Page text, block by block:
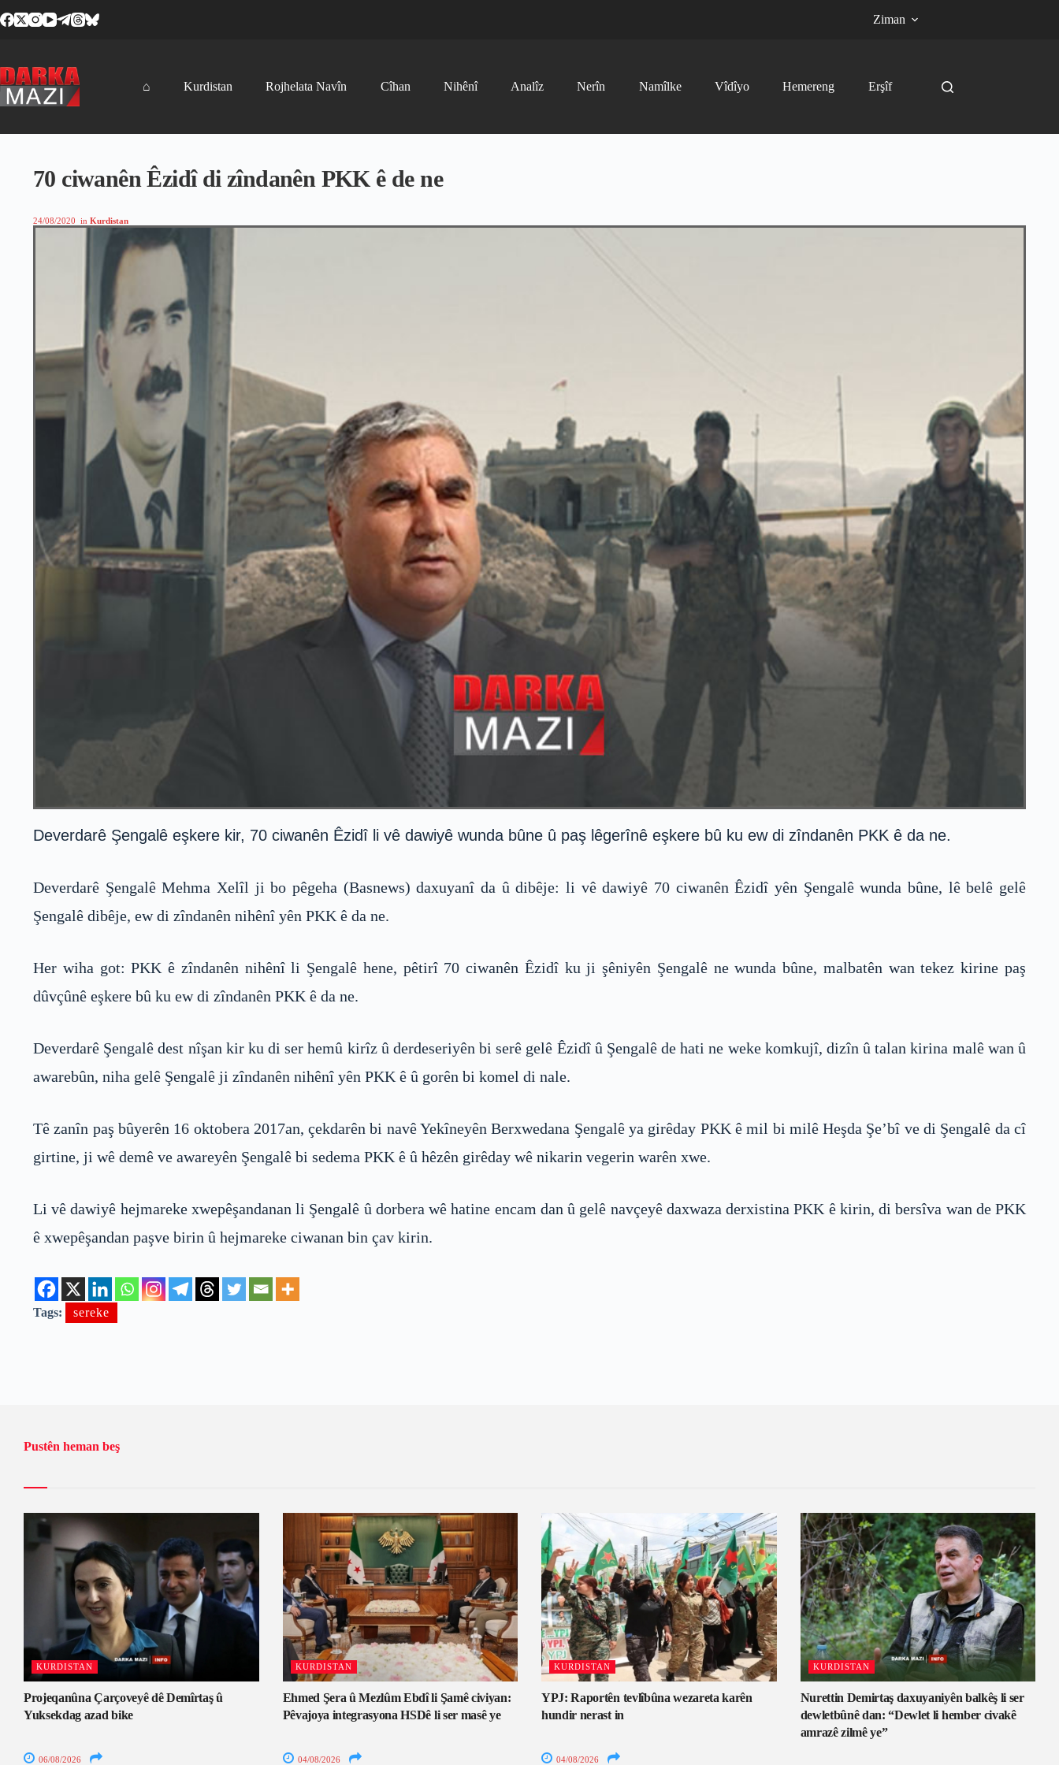
to
Ziman
⌂ Kurdistan Rojhelata Navîn Cîhan Nihênî Analîz Nerîn Namîlke Vîdîyo Hemereng Erşîf
70 ciwanên Êzidî di zîndanên PKK ê de ne
24/08/2020 in Kurdistan
Deverdarê Şengalê eşkere kir, 70 ciwanên Êzidî li vê dawiyê wunda bûne û paş lêgerînê eşkere bû ku ew di zîndanên PKK ê da ne.
Deverdarê Şengalê Mehma Xelîl ji bo pêgeha (Basnews) daxuyanî da û dibêje: li vê dawiyê 70 ciwanên Êzidî yên Şengalê wunda bûne, lê belê gelê
Şengalê dibêje, ew di zîndanên nihênî yên PKK ê da ne.
Her wiha got: PKK ê zîndanên nihênî li Şengalê hene, pêtirî 70 ciwanên Êzidî ku ji şêniyên Şengalê ne wunda bûne, malbatên wan tekez kirine paş
dûvçûnê eşkere bû ku ew di zîndanên PKK ê da ne.
Deverdarê Şengalê dest nîşan kir ku di ser hemû kirîz û derdeseriyên bi serê gelê Êzidî û Şengalê de hati ne weke komkujî, dizîn û talan kirina malê wan û
awarebûn, niha gelê Şengalê ji zîndanên nihênî yên PKK ê û gorên bi komel di nale.
Tê zanîn paş bûyerên 16 oktobera 2017an, çekdarên bi navê Yekîneyên Berxwedana Şengalê ya girêday PKK ê mil bi milê Heşda Şe’bî ve di Şengalê da cî
girtine, ji wê demê ve awareyên Şengalê bi sedema PKK ê û hêzên girêday wê nikarin vegerin warên xwe.
Li vê dawiyê hejmareke xwepêşandanan li Şengalê û dorbera wê hatine encam dan û gelê navçeyê daxwaza derxistina PKK ê kirin, di bersîva wan de PKK
ê xwepêşandan paşve birin û hejmareke ciwanan bin çav kirin.
Tags: sereke
Pustên heman beş
KURDISTAN
Projeqanûna Çarçoveyê dê Demîrtaş û
Yuksekdag azad bike
06/08/2026
KURDISTAN
Ehmed Şera û Mezlûm Ebdî li Şamê civiyan:
Pêvajoya integrasyona HSDê li ser masê ye
04/08/2026
KURDISTAN
YPJ: Raportên tevlîbûna wezareta karên
hundir nerast in
04/08/2026
KURDISTAN
Nurettin Demirtaş daxuyaniyên balkêş li ser
dewletbûnê dan: “Dewlet li hember civakê
amrazê zilmê ye”